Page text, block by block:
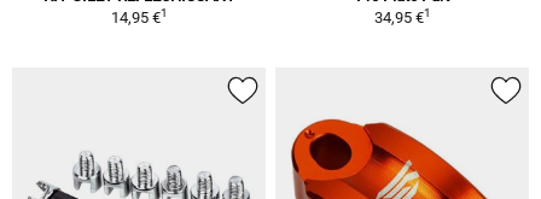
14,95 €1
34,95 €1